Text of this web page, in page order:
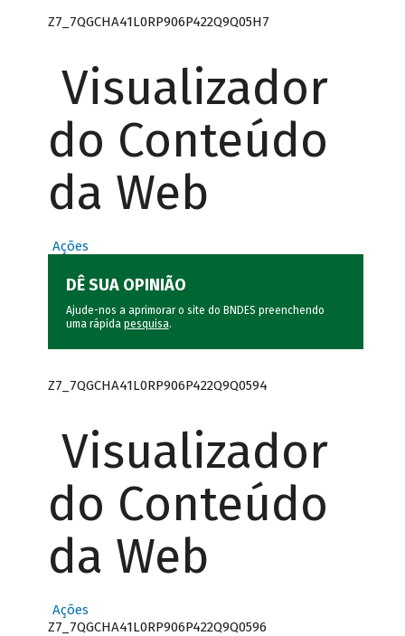
Z7_7QGCHA41L0RP906P422Q9Q05H7
Visualizador
do Conteúdo
da Web
Ações
DÊ SUA OPINIÃO
Ajude-nos a aprimorar o site do BNDES preenchendo
uma rápida pesquisa.
Z7_7QGCHA41L0RP906P422Q9Q0594
Visualizador
do Conteúdo
da Web
Ações
Z7_7QGCHA41L0RP906P422Q9Q0596